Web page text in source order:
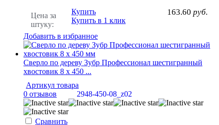
Цена за
штуку:
163.60 руб.
Купить
Купить в 1 клик
Добавить в избранное
Сверло по дереву Зубр Профессионал шестигранный
хвостовик 8 х 450 ...
Артикул товара
2948-450-08_z02
0 отзывов
Сравнить